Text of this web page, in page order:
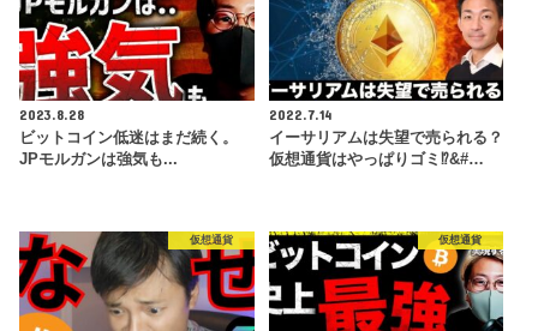
2023.8.28
ビットコイン低迷はまだ続く。
JPモルガンは強気も...
2022.7.14
イーサリアムは失望で売られる？
仮想通貨はやっぱりゴミ⁉&#…
仮想通貨 仮想通貨